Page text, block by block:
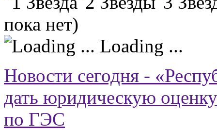
пока нет)
Loading ...
Новости сегодня -
дать юридическую
по ГЭС